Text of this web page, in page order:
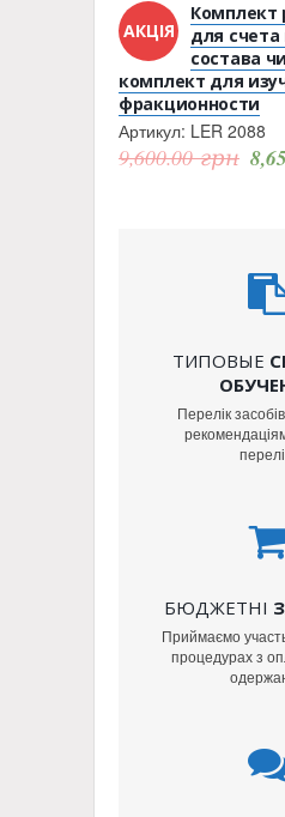
АКЦІЯ
Комплект
для счета
состава
комплект для
фракционности
Артикул: LER 2088
9,600.00грн
ТИПОВЫЕ
Перелік
БЮДЖЕТНІ
Приймаємо
процедурах з